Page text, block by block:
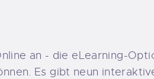
an - die eLearning-
Es gibt neun